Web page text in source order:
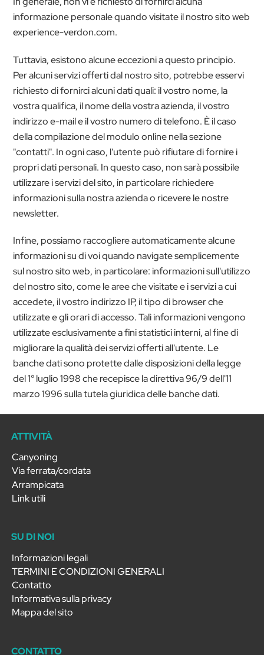
informazione personale quando visitate il nostro sito web
experience-verdon.com.
Tuttavia, esistono alcune eccezioni a questo principio.
Per alcuni servizi offerti dal nostro sito, potrebbe esservi
richiesto di fornirci alcuni dati quali: il vostro nome, la
vostra qualifica, il nome della vostra azienda, il vostro
indirizzo e-mail e il vostro numero di telefono. È il caso
della compilazione del modulo online nella sezione
"contatti". In ogni caso, l'utente può rifiutare di fornire i
propri dati personali. In questo caso, non sarà possibile
utilizzare i servizi del sito, in particolare richiedere
informazioni sulla nostra azienda o ricevere le nostre
newsletter.
Infine, possiamo raccogliere automaticamente alcune
informazioni su di voi quando navigate semplicemente
sul nostro sito web, in particolare: informazioni sull'utilizzo
del nostro sito, come le aree che visitate e i servizi a cui
accedete, il vostro indirizzo IP, il tipo di browser che
utilizzate e gli orari di accesso. Tali informazioni vengono
utilizzate esclusivamente a fini statistici interni, al fine di
migliorare la qualità dei servizi offerti all'utente. Le
banche dati sono protette dalle disposizioni della legge
del 1° luglio 1998 che recepisce la direttiva 96/9 dell'11
marzo 1996 sulla tutela giuridica delle banche dati.
ATTIVITÀ
Canyoning
Via ferrata/cordata
Arrampicata
Link utili
SU DI NOI
Informazioni legali
TERMINI E CONDIZIONI GENERALI
Contatto
Informativa sulla privacy
Mappa del sito
CONTATTO